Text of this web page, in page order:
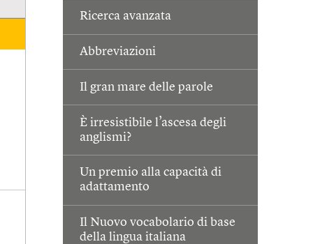
Ricerca avanzata
Abbreviazioni
Il gran mare delle parole
È irresistibile l’ascesa degli
anglismi?
Un premio alla capacità di
adattamento
Il Nuovo vocabolario di base
della lingua italiana